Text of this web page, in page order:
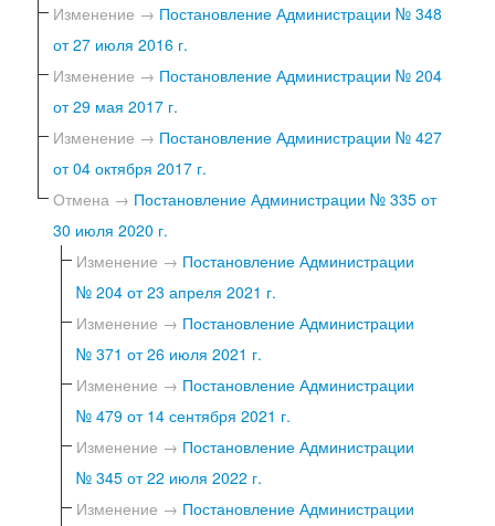
Изменение → Постановление Администрации № 348
от 27 июля 2016 г.
Изменение → Постановление Администрации № 204
от 29 мая 2017 г.
Изменение → Постановление Администрации № 427
от 04 октября 2017 г.
Отмена → Постановление Администрации № 335 от
30 июля 2020 г.
Изменение → Постановление Администрации
№ 204 от 23 апреля 2021 г.
Изменение → Постановление Администрации
№ 371 от 26 июля 2021 г.
Изменение → Постановление Администрации
№ 479 от 14 сентября 2021 г.
Изменение → Постановление Администрации
№ 345 от 22 июля 2022 г.
Изменение → Постановление Администрации